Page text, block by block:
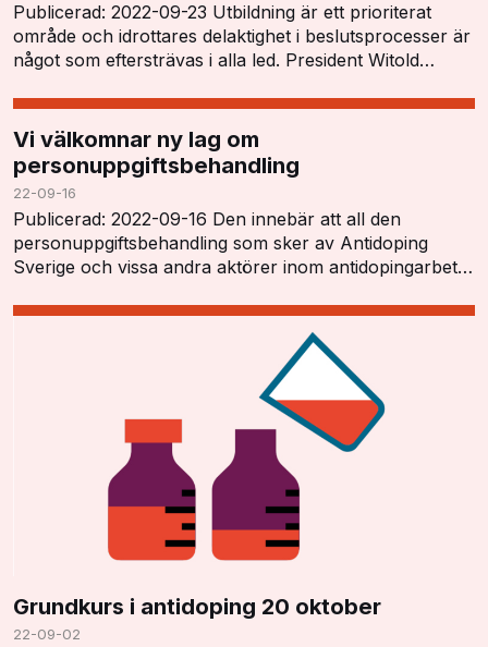
Publicerad: 2022-09-23 Utbildning är ett prioriterat
område och idrottares delaktighet i beslutsprocesser är
något som eftersträvas i alla led. President Witold
Vi välkomnar ny lag om
personuppgiftsbehandling
22-09-16
Publicerad: 2022-09-16 Den innebär att all den
personuppgiftsbehandling som sker av Antidoping
Sverige och vissa andra aktörer inom antidopingarbetet
Grundkurs i antidoping 20 oktober
22-09-02